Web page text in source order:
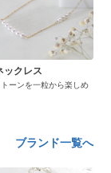
ックレス
ーンを一粒から楽しめ
ブランド一覧へ